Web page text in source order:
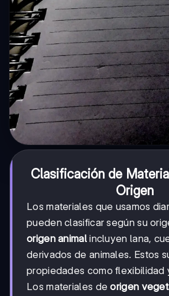
Clasificación de
Origen
Los materiales que usamos
pueden clasificar según su
origen animalincluyen lana,
derivados de animales. Estos
propiedades como flexibilidad
Los materiales deorigen